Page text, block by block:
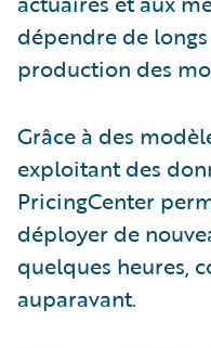
dépendre de
production des
Grâce à des
exploitant des
PricingCenter
déployer de
quelques heures,
auparavant.